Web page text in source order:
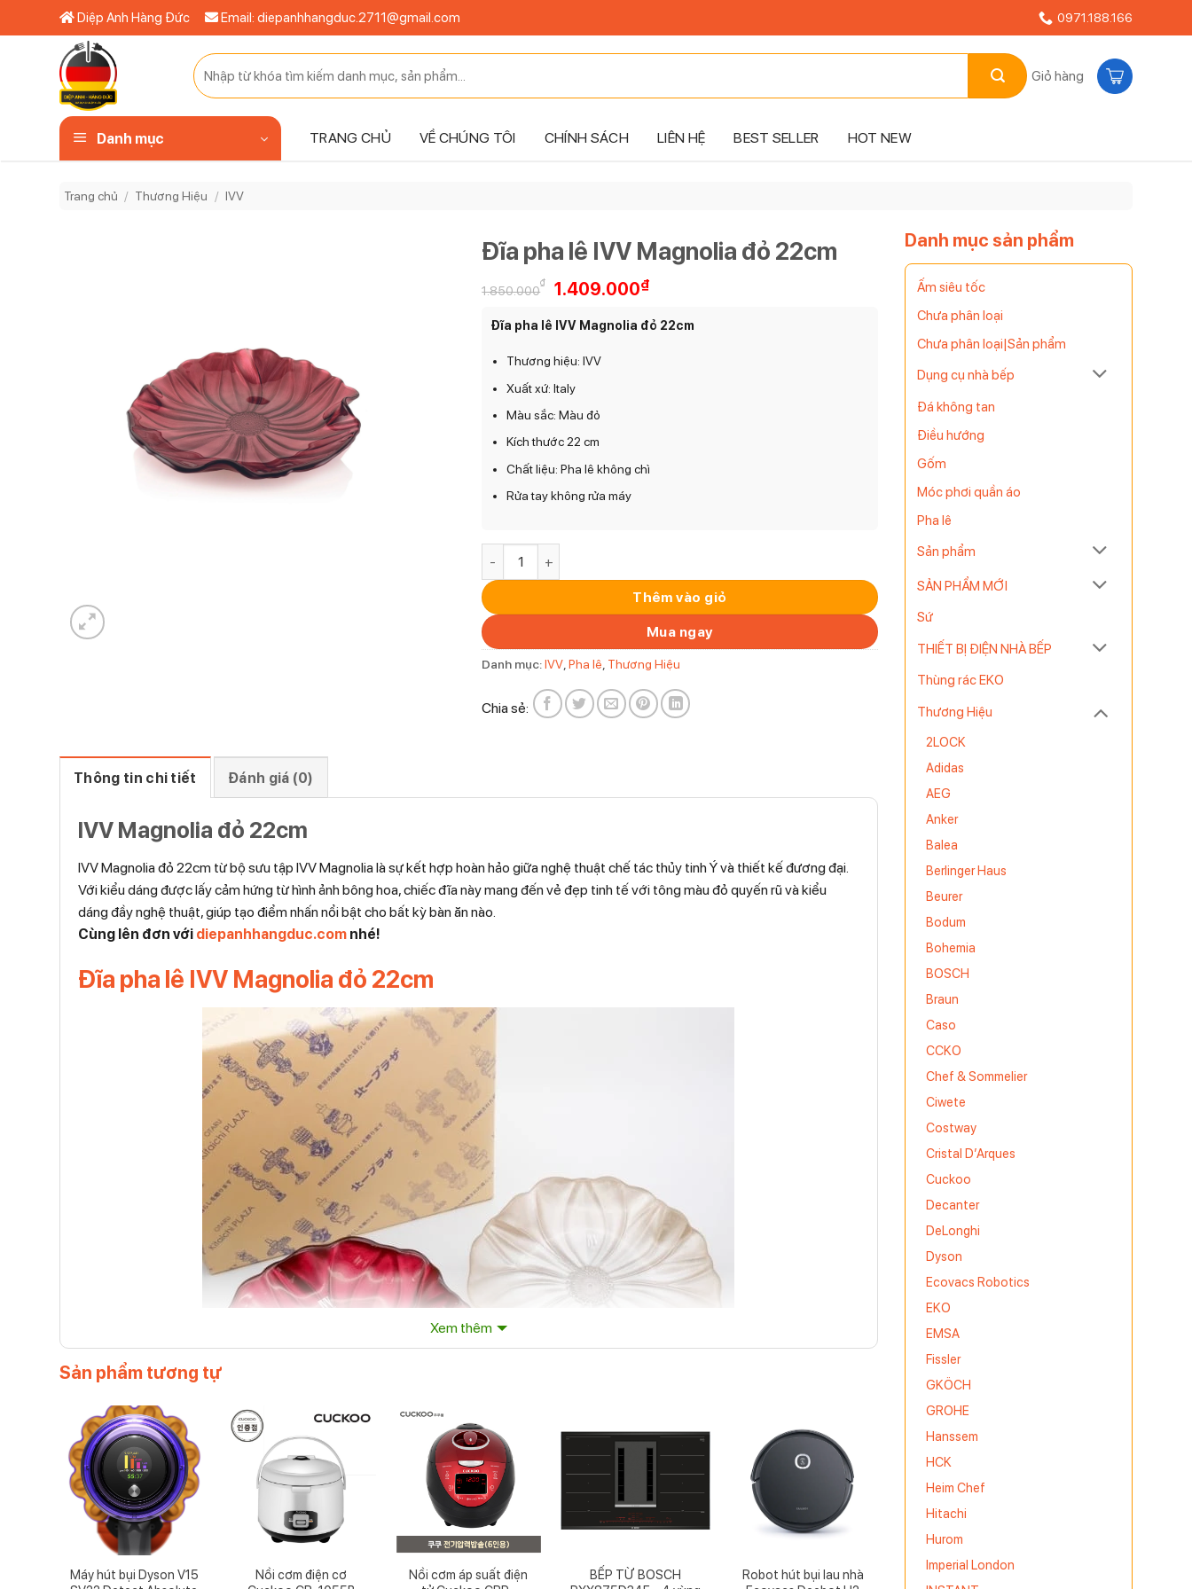
qua
Diệp Anh Hàng Đức Email: diepanhhangduc.2711@gmail.com 0971.188.166
Tìm
kiếm:
Giỏ hàng
Danh mục TRANG CHỦ VỀ CHÚNG TÔI CHÍNH SÁCH LIÊN HỆ BEST SELLER HOT NEW
Trang chủ / Thương Hiệu / IVV
Danh mục sản phẩm
Ấm siêu tốc
Chưa phân loại
Chưa phân loại|Sản phẩm
Dụng cụ nhà bếp
Đá không tan
Điều hướng
Gốm
Móc phơi quần áo
Pha lê
Sản phẩm
SẢN PHẨM MỚI
Sứ
THIẾT BỊ ĐIỆN NHÀ BẾP
Thùng rác EKO
Thương Hiệu
2LOCK
Adidas
AEG
Anker
Balea
Berlinger Haus
Beurer
Bodum
Bohemia
BOSCH
Braun
Caso
CCKO
Chef & Sommelier
Ciwete
Costway
Cristal D’Arques
Cuckoo
Decanter
DeLonghi
Dyson
Ecovacs Robotics
EKO
EMSA
Fissler
GKÖCH
GROHE
Hanssem
HCK
Heim Chef
Hitachi
Hurom
Imperial London
Đĩa pha lê IVV Magnolia đỏ 22cm
1.850.000
₫
Giá
là:
1.409.000₫
tại
Đĩa pha lê IVV Magnolia đỏ 22cm
Thương hiệu: IVV
Xuất xứ: Italy
Màu sắc: Màu đỏ
Kích thước 22 cm
Chất liệu: Pha lê không chì
Rửa tay không rửa máy
Đĩa pha lê IVV Magnolia đỏ 22cm số lượng
Thêm vào giỏ
Mua ngay
Danh mục:IVV ,Pha lê Thương Hiệu
Chia sẻ:
Thông tin chi tiết Đánh giá (0)
IVV Magnolia đỏ 22cm
IVV Magnolia đỏ 22cm từ bộ sưu tập IVV Magnolia là sự kết hợp hoàn hảo giữa nghệ thuật chế tác thủy tinh Ý và thiết kế đương đại.
Với kiểu dáng được lấy cảm hứng từ hình ảnh bông hoa, chiếc đĩa này mang đến vẻ đẹp tinh tế với tông màu đỏ quyến rũ và kiểu
dáng đầy nghệ thuật, giúp tạo điểm nhấn nổi bật cho bất kỳ bàn ăn nào.
Cùng lên đơn với diepanhhangduc.com nhé!
Đĩa pha lê IVV Magnolia đỏ 22cm
Đĩa pha lê IVV Magnolia đỏ 22cm
Xem thêm
Sản phẩm tương tự
Máy hút bụi Dyson V15
Nồi cơm điện cơ
Nồi cơm áp suất điện
BẾP TỪ BOSCH
Robot hút bụi lau nhà